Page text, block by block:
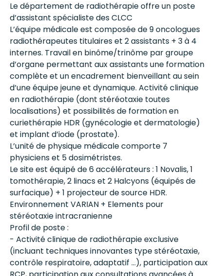
Le département de radiothérapie offre un poste
d’assistant spécialiste des CLCC
L’équipe médicale est composée de 9 oncologues
radiothérapeutes titulaires et 2 assistants + 3 à 4
internes. Travail en binôme/trinôme par groupe
d’organe permettant aux assistants une formation
complète et un encadrement bienveillant au sein
d’une équipe jeune et dynamique. Activité clinique
en radiothérapie (dont stéréotaxie toutes
localisations) et possibilités de formation en
curiethérapie HDR (gynécologie et dermatologie)
et implant d’iode (prostate).
L’unité de physique médicale comporte 7
physiciens et 5 dosimétristes.
Le site est équipé de 6 accélérateurs : 1 Novalis, 1
tomothérapie, 2 linacs et 2 Halcyons (équipés de
surfacique) + 1 projecteur de source HDR.
Environnement VARIAN + Elements pour
stéréotaxie intracranienne
Profil de poste :
- Activité clinique de radiothérapie exclusive
(incluant techniques innovantes type stéréotaxie,
contrôle respiratoire, adaptatif …), participation aux